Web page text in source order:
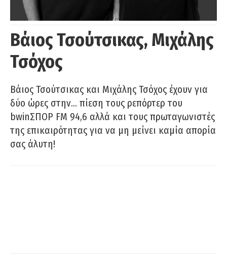
Βάιος Τσούτσικας, Μιχάλης
Τσόχος
Βάιος Τσούτσικας και Μιχάλης Τσόχος έχουν για
δύο ώρες στην… πίεση τους ρεπόρτερ του
bwinΣΠΟΡ FM 94,6 αλλά και τους πρωταγωνιστές
της επικαιρότητας για να μη μείνει καμία απορία
σας άλυτη!